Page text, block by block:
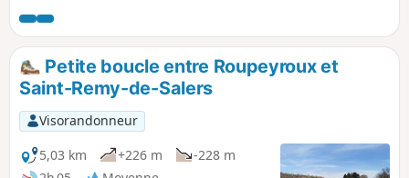
Petite boucle entre Roupeyroux et
Saint-Remy-de-Salers
Visorandonneur
5,03 km
+226 m
-228 m